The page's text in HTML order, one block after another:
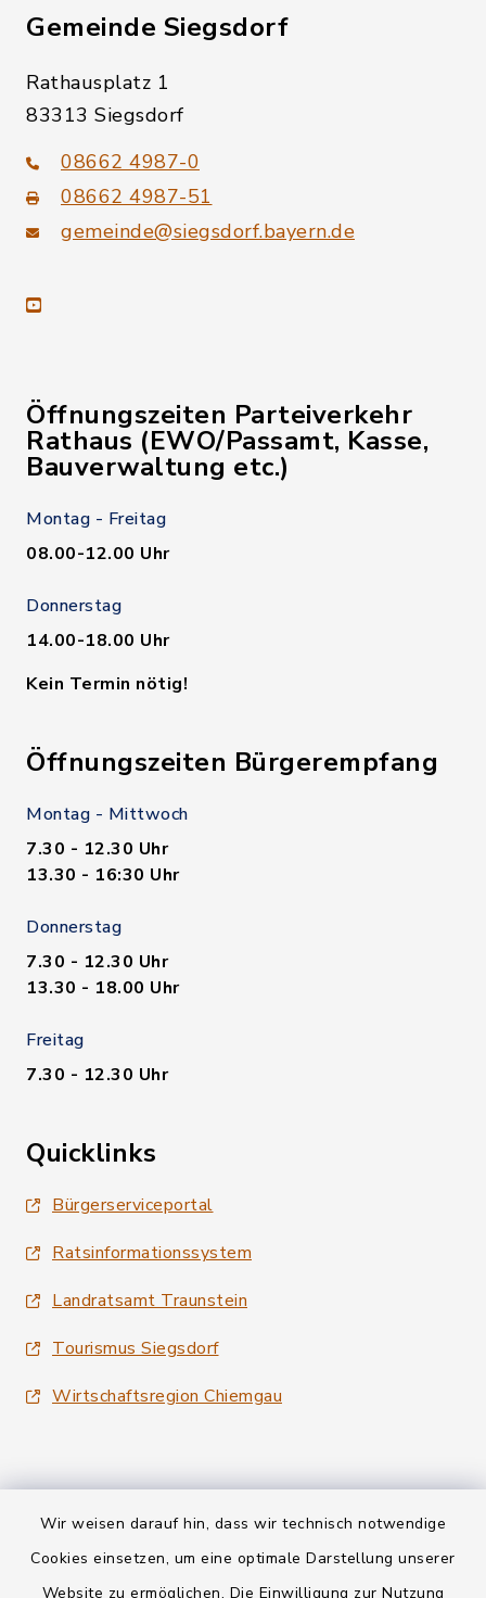
Wir weisen darauf hin, dass wir technisch notwendige
Cookies einsetzen, um eine optimale Darstellung unserer
Website zu ermöglichen. Die Einwilligung zur Nutzung
Gemeinde Siegsdorf
Rathausplatz 1
83313 Siegsdorf
08662 4987-0
08662 4987-51
gemeinde@siegsdorf.bayern.de
youtube
Öffnungszeiten Parteiverkehr
Rathaus (EWO/Passamt, Kasse,
Bauverwaltung etc.)
Montag - Freitag
08.00-12.00 Uhr
Donnerstag
14.00-18.00 Uhr
Kein Termin nötig!
Öffnungszeiten Bürgerempfang
Montag - Mittwoch
7.30 - 12.30 Uhr
13.30 - 16:30 Uhr
Donnerstag
7.30 - 12.30 Uhr
13.30 - 18.00 Uhr
Freitag
7.30 - 12.30 Uhr
Quicklinks
Bürgerserviceportal
Ratsinformationssystem
Landratsamt Traunstein
Tourismus Siegsdorf
Wirtschaftsregion Chiemgau
Kontakt